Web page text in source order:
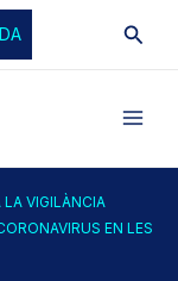
VIGILÀNCIA
EN LES